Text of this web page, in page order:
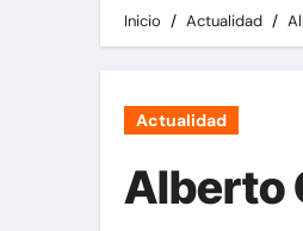
Inicio Actualidad
Actualidad
Alberto